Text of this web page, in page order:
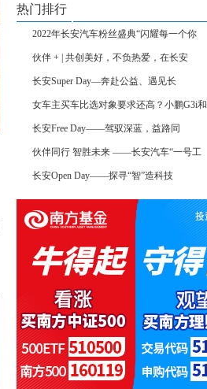
热门排行
2022年长安汽车粉丝盛典“闪耀每一个你
伙伴 + | 共创美好，不负热爱，在长安
长安Super Day—奔赴公益、遇见长
女车主买车比选对象要求还高？小鹏G3i和
长安Free Day——驾驭深蓝，益路同
伙伴同行 智胜未来 ——长安汽车“一号工
长安Open Day——探寻“智”造科技